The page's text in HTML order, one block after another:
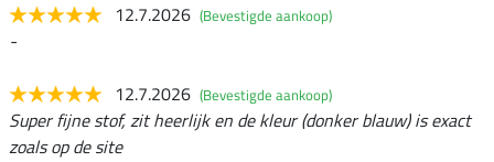
12.7.2026 (Bevestigde aankoop)
-
12.7.2026 (Bevestigde aankoop)
Super fijne stof, zit heerlijk en de kleur (donker blauw) is exact
zoals op de site